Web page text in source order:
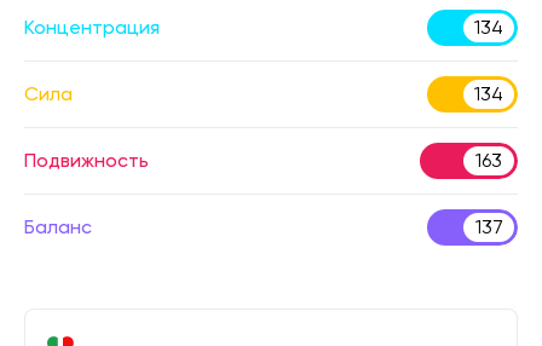
Концентрация 134
Сила 134
Подвижность 163
Баланс 137